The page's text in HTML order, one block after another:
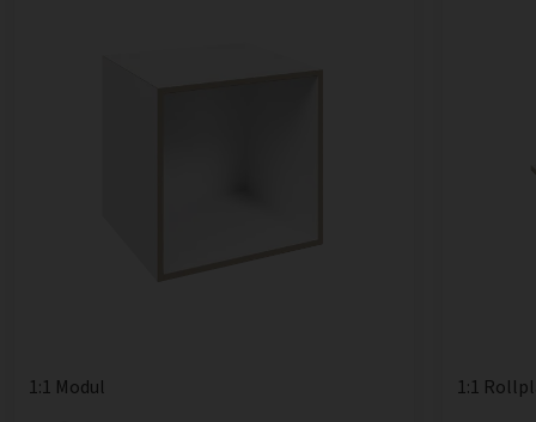
1:1 Modul 1:1